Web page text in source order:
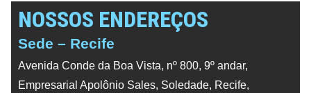
NOSSOS ENDEREÇOS
Sede – Recife
Avenida Conde da Boa Vista, nº 800, 9º andar,
Empresarial Apolônio Sales, Soledade, Recife,